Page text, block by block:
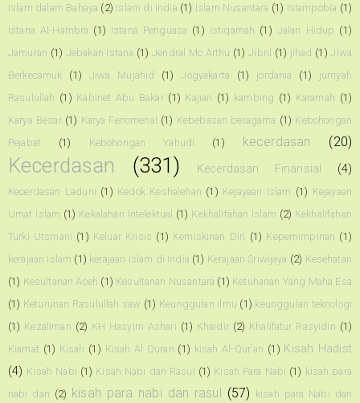
Islam dalam Bahaya (2) Islam di India (1) Islam Nusantara (1) Islampobia (1)
Istana Al-Hambra (1) Istana Penguasa (1) Istiqamah (1) Jalan Hidup (1)
Jamuran (1) Jebakan Istana (1) Jendral Mc Arthu (1) Jibril (1) jihad (1) Jiwa
Berkecamuk
(1) Jiwa Mujahid (1) Jogyakarta (1) jordania (1)
jurriyah
Rasulullah (1) Kabinet Abu Bakar (1) Kajian (1) kambing (1) Karamah (1)
Karya Besar (1) Karya Fenomenal (1) Kebebasan beragama (1) Kebohongan
Pejabat
(1) Kebohongan Yahudi (1) kecerdasan (20)
Kecerdasan (331) Kecerdasan Finansial (4)
Kecerdasan Laduni (1) Kedok Keshalehan (1) Kejayaan Islam (1) Kejayaan
Umat Islam (1) Kekalahan Intelektual (1) Kekhalifahan Islam (2) Kekhalifahan
Turki Utsmani (1) Keluar Krisis (1) Kemiskinan Diri (1) Kepemimpinan (1)
kerajaan Islam (1) kerajaan Islam di India (1) Kerajaan Sriwijaya (2) Kesehatan
(1) Kesultanan Aceh (1) Kesultanan Nusantara (1) Ketuhanan Yang Maha Esa
(1) Keturunan Rasulullah saw (1) Keunggulan ilmu (1) keunggulan teknologi
(1) Kezaliman (2) KH Hasyim Ashari (1) Khaidir (2) Khalifatur Rasyidin (1)
Kiamat (1) Kisah (1) Kisah Al Quran (1) kisah Al-Qur'an (1) Kisah Hadist
(4) Kisah Nabi (1) Kisah Nabi dan Rasul (1) Kisah Para Nabi (1) kisah para
nabi dan (2) kisah para nabi dan rasul (57) kisah para Nabi dan